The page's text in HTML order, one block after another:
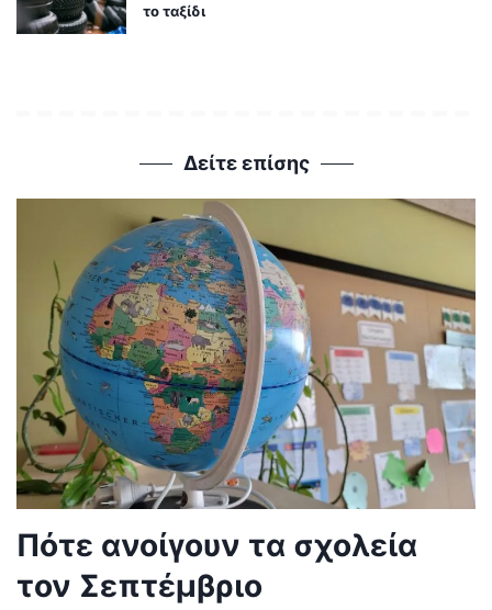
το ταξίδι
Δείτε επίσης
Πότε ανοίγουν τα σχολεία
τον Σεπτέμβριο